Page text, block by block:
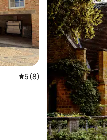
Prosječna ocjena: 5 od 5,
5 (8)